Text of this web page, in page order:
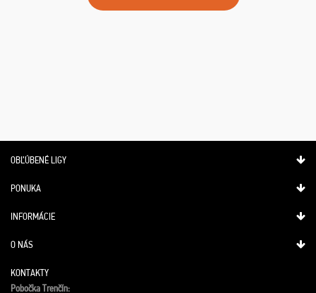
OBĽÚBENÉ LIGY
PONUKA
INFORMÁCIE
O NÁS
KONTAKTY
Pobočka Trenčín: